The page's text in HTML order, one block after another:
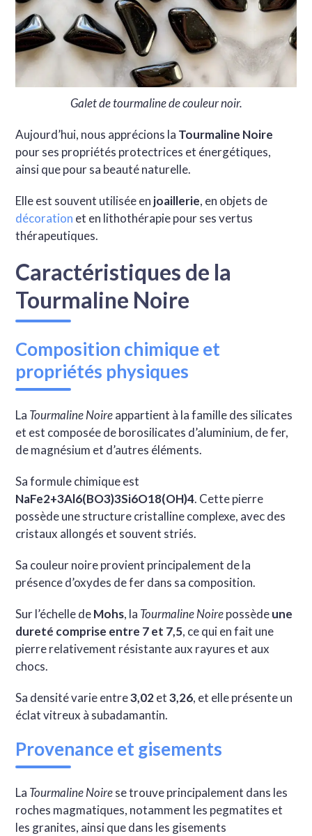
Galet de tourmaline de couleur noir.
Aujourd’hui, nous apprécions la Tourmaline Noire
pour ses propriétés protectrices et énergétiques,
ainsi que pour sa beauté naturelle.
Elle est souvent utilisée en joaillerie, en objets de
décoration et en lithothérapie pour ses vertus
thérapeutiques.
Caractéristiques de la
Tourmaline Noire
Composition chimique et
propriétés physiques
La Tourmaline Noireappartient à la famille des silicates
et est composée de borosilicates d’aluminium, de fer,
de magnésium et d’autres éléments.
Sa formule chimique est
NaFe2+3Al6(BO3)3Si6O18(OH)4. Cette pierre
possède une structure cristalline complexe, avec des
cristaux allongés et souvent striés.
Sa couleur noire provient principalement de la
présence d’oxydes de fer dans sa composition.
Sur l’échelle deMohs, la Tourmaline Noirepossèdeune
dureté comprise entre 7 et 7,5, ce qui en fait une
pierre relativement résistante aux rayures et aux
chocs.
Sa densité varie entre3,02et3,26, et elle présente un
éclat vitreux à subadamantin.
Provenance et gisements
La Tourmaline Noirese trouve principalement dans les
roches magmatiques, notamment les pegmatites et
les granites, ainsi que dans les gisements